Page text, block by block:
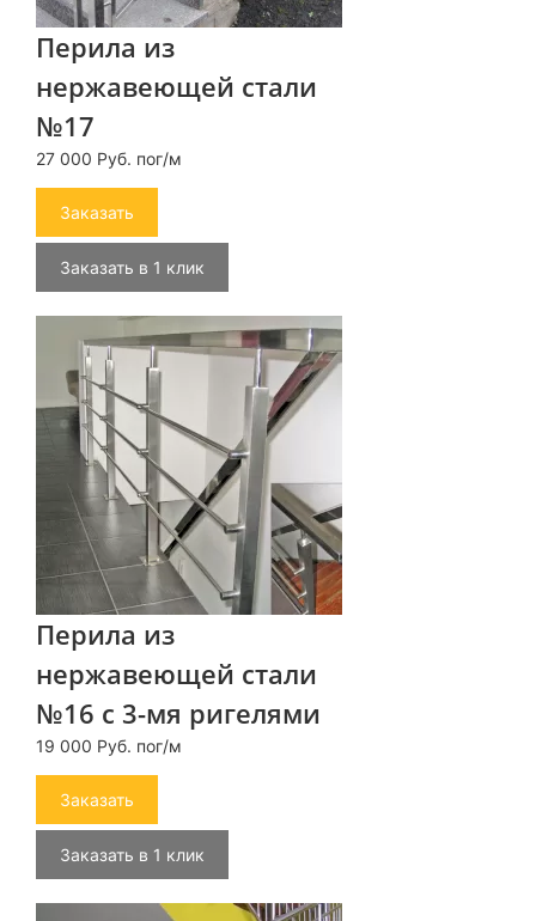
Перила из
нержавеющей стали
№17
27 000 Руб. пог/м
Заказать
Заказать в 1 клик
Перила из
нержавеющей стали
№16 с 3-мя ригелями
19 000 Руб. пог/м
Заказать
Заказать в 1 клик